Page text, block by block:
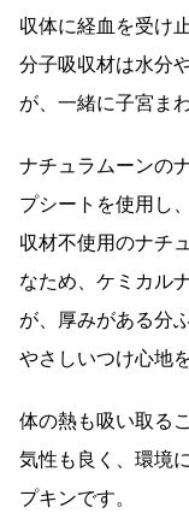
収体に経血を受け
分子吸収材は水分
が、一緒に子宮ま
ナチュラムーンの
プシートを使用し
収材不使用のナチ
なため、ケミカル
が、厚みがある分
やさしいつけ心地
体の熱も吸い取る
気性も良く、環境
プキンです。